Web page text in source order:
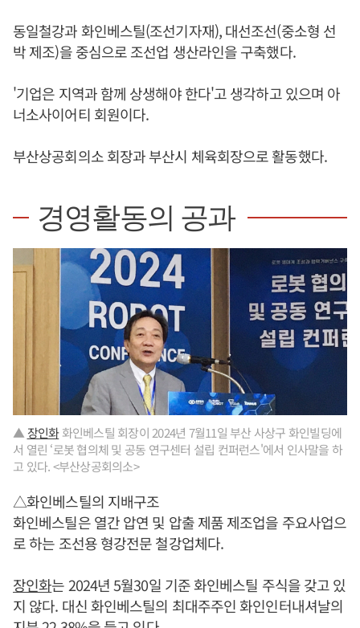
동일철강과 화인베스틸(조선기자재), 대선조선(중소형 선
박 제조)을 중심으로 조선업 생산라인을 구축했다.
'기업은 지역과 함께 상생해야 한다'고 생각하고 있으며 아
너소사이어티 회원이다.
부산상공회의소 회장과 부산시 체육회장으로 활동했다.
경영활동의 공과
▲ 장인화화인베스틸 회장이 2024년 7월11일 부산 사상구 화인빌딩에
서 열린 ‘로봇 협의체 및 공동 연구센터 설립 컨퍼런스'에서 인사말을 하
고 있다. <부산상공회의소>
△화인베스틸의 지배구조
화인베스틸은 열간 압연 및 압출 제품 제조업을 주요사업으
로 하는 조선용 형강전문 철강업체다.
장인화는 2024년 5월30일 기준 화인베스틸 주식을 갖고 있
지 않다. 대신 화인베스틸의 최대주주인 화인인터내셔날의